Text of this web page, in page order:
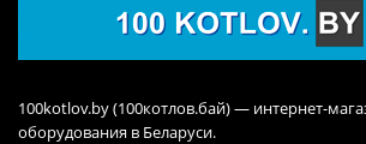
100kotlov.by (100котлов.бай) — интернет-
оборудования в Беларуси.